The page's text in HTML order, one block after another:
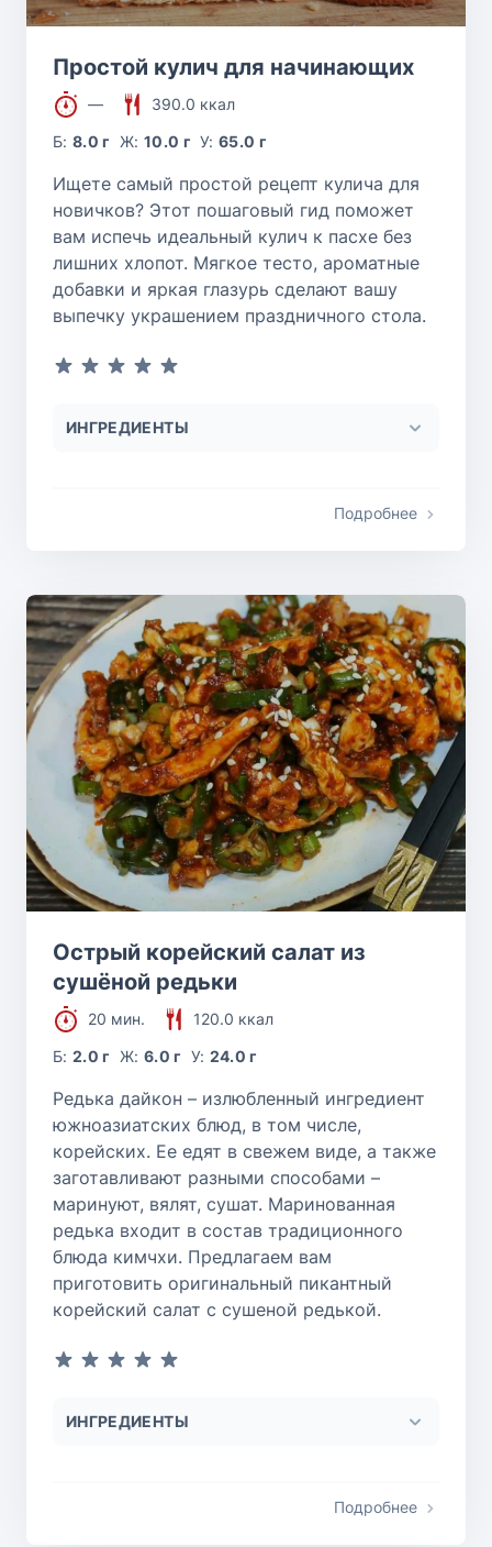
Простой кулич для начинающих
—
390.0 ккал
Б:8.0 г Ж: 10.0 г У:65.0 г
Ищете самый простой рецепт кулича для
новичков? Этот пошаговый гид поможет
вам испечь идеальный кулич к пасхе без
лишних хлопот. Мягкое тесто, ароматные
добавки и яркая глазурь сделают вашу
выпечку украшением праздничного стола.
ИНГРЕДИЕНТЫ
Подробнее
Острый корейский салат из
сушёной редьки
20 мин.
120.0 ккал
Б:2.0 г Ж: 6.0 г У: 24.0 г
Редька дайкон – излюбленный ингредиент
южноазиатских блюд, в том числе,
корейских. Ее едят в свежем виде, а также
заготавливают разными способами –
маринуют, вялят, сушат. Маринованная
редька входит в состав традиционного
блюда кимчхи. Предлагаем вам
приготовить оригинальный пикантный
корейский салат с сушеной редькой.
ИНГРЕДИЕНТЫ
Подробнее